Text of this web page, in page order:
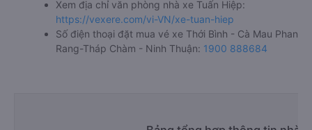
Xem địa chỉ văn phòng nhà xe Tuấn Hiệp:
https://vexere.com/vi-VN/xe-tuan-hiep
Số điện thoại đặt mua vé xe Thới Bình - Cà Mau Phan
Rang-Tháp Chàm - Ninh Thuận: 1900 888684